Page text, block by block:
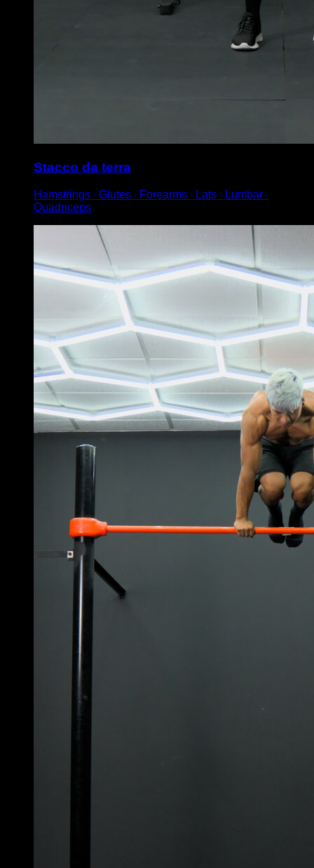
Stacco da terra
Hamstrings ∙ Glutes ∙ Forearms ∙ Lats ∙ Lumbar ∙
Quadriceps